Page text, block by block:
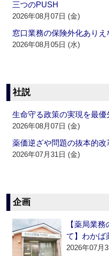
三つのPUSH
2026年08月07日 (金)
窓口業務の保険外化ありえ
2026年08月05日 (水)
社説
生命守る政策の実現を最優
2026年08月07日 (金)
薬価逆ざや問題の抜本的改
2026年07月31日 (金)
企画
【薬局業
て】わかば
2026年07月